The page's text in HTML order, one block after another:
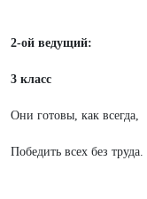
2-ой ведущий:
3 класс
Они готовы, как всегда,
Победить всех без труда.